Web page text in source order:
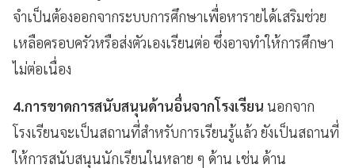
จำเป็นต้องออกจากระบบการศึกษาเพื่อหารายได้เสริมช่วย
เหลือครอบครัวหรือส่งตัวเองเรียนต่อ ซึ่งอาจทำให้การศึกษา
ไม่ต่อเนื่อง
4.การขาดการสนับสนุนด้านอื่นจากโรงเรียน นอกจาก
โรงเรียนจะเป็นสถานที่สำหรับการเรียนรู้แล้ว ยังเป็นสถานที่
ให้การสนับสนุนนักเรียนในหลาย ๆ ด้าน เช่น ด้าน